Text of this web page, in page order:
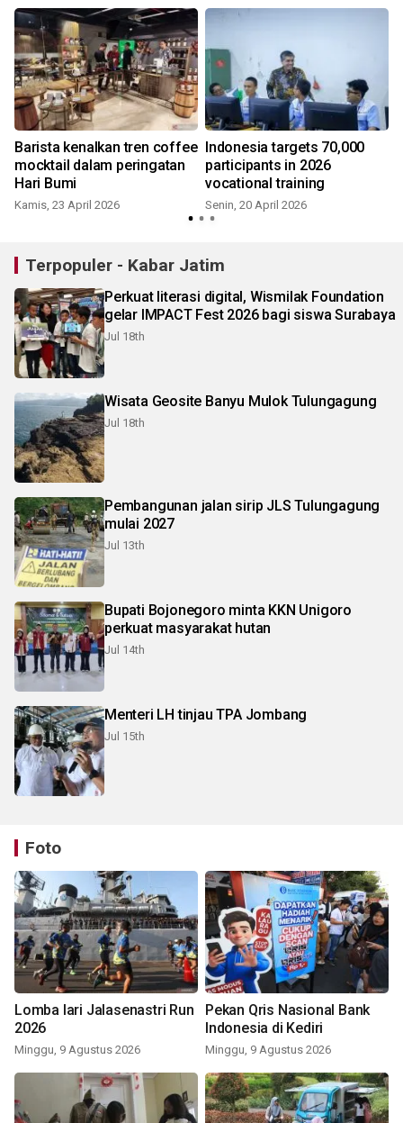
Barista kenalkan tren coffee
mocktail dalam peringatan
Hari Bumi
Kamis, 23 April 2026
Indonesia targets 70,000
participants in 2026
vocational training
Senin, 20 April 2026
Terpopuler - Kabar Jatim
Perkuat literasi digital, Wismilak Foundation
gelar IMPACT Fest 2026 bagi siswa Surabaya
Jul 18th
Wisata Geosite Banyu Mulok Tulungagung
Jul 18th
Pembangunan jalan sirip JLS Tulungagung
mulai 2027
Jul 13th
Bupati Bojonegoro minta KKN Unigoro
perkuat masyarakat hutan
Jul 14th
Menteri LH tinjau TPA Jombang
Jul 15th
Foto
Lomba lari Jalasenastri Run
2026
Minggu, 9 Agustus 2026
Pekan Qris Nasional Bank
Indonesia di Kediri
Minggu, 9 Agustus 2026